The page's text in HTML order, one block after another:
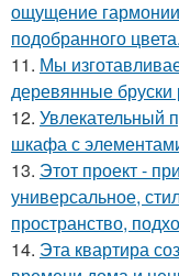
ощущение
подобранного цвета.
11. Мы
деревянные бруски
12. Увлекательный
шкафа с
13. Этот проект -
универсальное,
пространство,
14. Эта квартира